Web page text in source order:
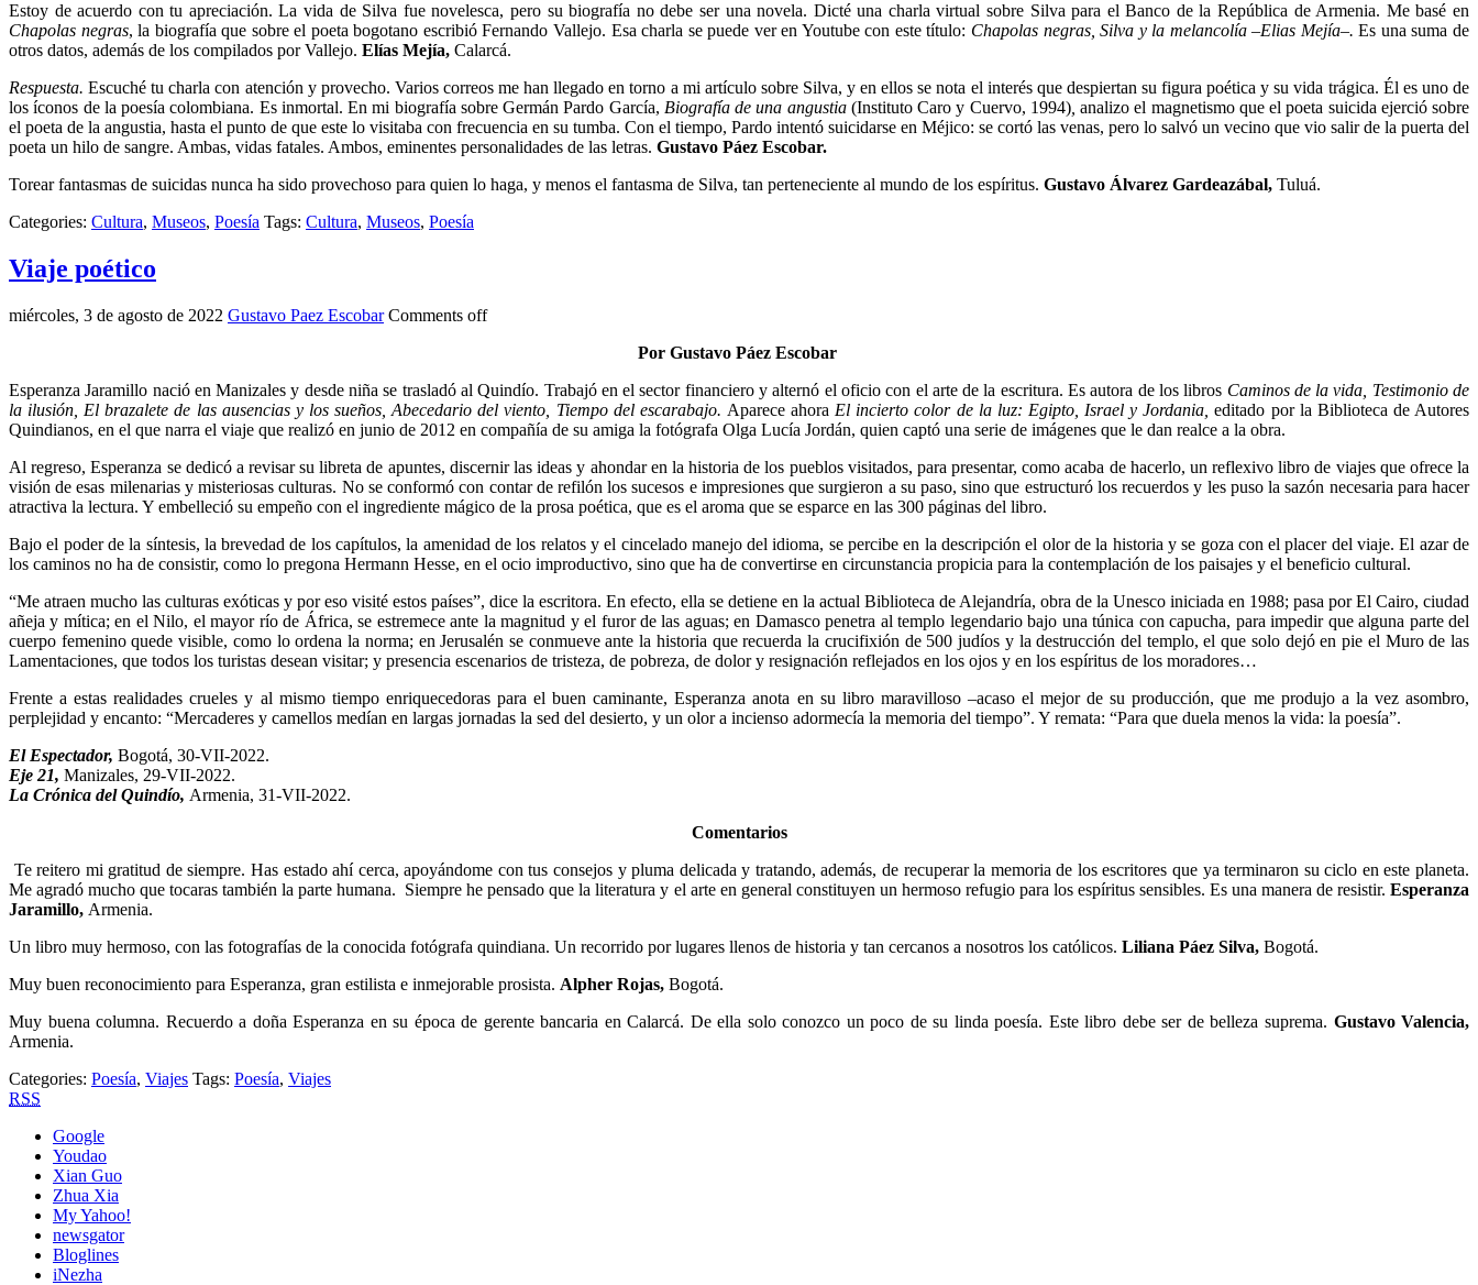
Estoy de acuerdo con tu apreciación. La vida de Silva fue novelesca, pero su biografía no debe ser una novela. Dicté una charla virtual sobre Silva para el Banco de la República de Armenia. Me basé en
Chapolas negras, la biografía que sobre el poeta bogotano escribió Fernando Vallejo. Esa charla se puede ver en Youtube con este título: Chapolas negras, Silva y la melancolía –Elias Mejía–. Es una suma de
otros datos, además de los compilados por Vallejo. Elías Mejía, Calarcá.
Respuesta.Escuché tu charla con atención y provecho. Varios correos me han llegado en torno a mi artículo sobre Silva, y en ellos se nota el interés que despiertan su figura poética y su vida trágica. Él es uno de
los íconos de la poesía colombiana. Es inmortal. En mi biografía sobre Germán Pardo García, Biografía de una angustia (Instituto Caro y Cuervo, 1994), analizo el magnetismo que el poeta suicida ejerció sobre
el poeta de la angustia, hasta el punto de que este lo visitaba con frecuencia en su tumba. Con el tiempo, Pardo intentó suicidarse en Méjico: se cortó las venas, pero lo salvó un vecino que vio salir de la puerta del
poeta un hilo de sangre. Ambas, vidas fatales. Ambos, eminentes personalidades de las letras. Gustavo Páez Escobar.
Torear fantasmas de suicidas nunca ha sido provechoso para quien lo haga, y menos el fantasma de Silva, tan perteneciente al mundo de los espíritus. Gustavo Álvarez Gardeazábal, Tuluá.
Categories: Cultura, Museos, Poesía Tags: Cultura, Museos, Poesía
Viaje poético
miércoles, 3 de agosto de 2022 Gustavo Paez Escobar Comments off
Por Gustavo Páez Escobar
Esperanza Jaramillo nació en Manizales y desde niña se trasladó al Quindío. Trabajó en el sector financiero y alternó el oficio con el arte de la escritura. Es autora de los libros Caminos de la vida, Testimonio de
la ilusión, El brazalete de las ausencias y los sueños, Abecedario del viento, Tiempo del escarabajo. Aparece ahora El incierto color de la luz: Egipto, Israel y Jordania,editado por la Biblioteca de Autores
Quindianos, en el que narra el viaje que realizó en junio de 2012 en compañía de su amiga la fotógrafa Olga Lucía Jordán, quien captó una serie de imágenes que le dan realce a la obra.
Al regreso, Esperanza se dedicó a revisar su libreta de apuntes, discernir las ideas y ahondar en la historia de los pueblos visitados, para presentar, como acaba de hacerlo, un reflexivo libro de viajes que ofrece la
visión de esas milenarias y misteriosas culturas. No se conformó con contar de refilón los sucesos e impresiones que surgieron a su paso, sino que estructuró los recuerdos y les puso la sazón necesaria para hacer
atractiva la lectura. Y embelleció su empeño con el ingrediente mágico de la prosa poética, que es el aroma que se esparce en las 300 páginas del libro.
Bajo el poder de la síntesis, la brevedad de los capítulos, la amenidad de los relatos y el cincelado manejo del idioma, se percibe en la descripción el olor de la historia y se goza con el placer del viaje. El azar de
los caminos no ha de consistir, como lo pregona Hermann Hesse, en el ocio improductivo, sino que ha de convertirse en circunstancia propicia para la contemplación de los paisajes y el beneficio cultural.
“Me atraen mucho las culturas exóticas y por eso visité estos países”, dice la escritora. En efecto, ella se detiene en la actual Biblioteca de Alejandría, obra de la Unesco iniciada en 1988; pasa por El Cairo, ciudad
añeja y mítica; en el Nilo, el mayor río de África, se estremece ante la magnitud y el furor de las aguas; en Damasco penetra al templo legendario bajo una túnica con capucha, para impedir que alguna parte del
cuerpo femenino quede visible, como lo ordena la norma; en Jerusalén se conmueve ante la historia que recuerda la crucifixión de 500 judíos y la destrucción del templo, el que solo dejó en pie el Muro de las
Lamentaciones, que todos los turistas desean visitar; y presencia escenarios de tristeza, de pobreza, de dolor y resignación reflejados en los ojos y en los espíritus de los moradores…
Frente a estas realidades crueles y al mismo tiempo enriquecedoras para el buen caminante, Esperanza anota en su libro maravilloso –acaso el mejor de su producción, que me produjo a la vez asombro,
perplejidad y encanto: “Mercaderes y camellos medían en largas jornadas la sed del desierto, y un olor a incienso adormecía la memoria del tiempo”. Y remata: “Para que duela menos la vida: la poesía”.
El Espectador, Bogotá, 30-VII-2022.
Eje 21, Manizales, 29-VII-2022.
La Crónica del Quindío, Armenia, 31-VII-2022.
Comentarios
Te reitero mi gratitud de siempre. Has estado ahí cerca, apoyándome con tus consejos y pluma delicada y tratando, además, de recuperar la memoria de los escritores que ya terminaron su ciclo en este planeta.
Me agradó mucho que tocaras también la parte humana. Siempre he pensado que la literatura y el arte en general constituyen un hermoso refugio para los espíritus sensibles. Es una manera de resistir. Esperanza
Jaramillo, Armenia.
Un libro muy hermoso, con las fotografías de la conocida fotógrafa quindiana. Un recorrido por lugares llenos de historia y tan cercanos a nosotros los católicos. Liliana Páez Silva, Bogotá.
Muy buen reconocimiento para Esperanza, gran estilista e inmejorable prosista. Alpher Rojas, Bogotá.
Muy buena columna. Recuerdo a doña Esperanza en su época de gerente bancaria en Calarcá. De ella solo conozco un poco de su linda poesía. Este libro debe ser de belleza suprema. Gustavo Valencia,
Armenia.
Categories: Poesía, Viajes Tags: Poesía, Viajes
RSS
Google
Youdao
Xian Guo
Zhua Xia
My Yahoo!
newsgator
Bloglines
iNezha